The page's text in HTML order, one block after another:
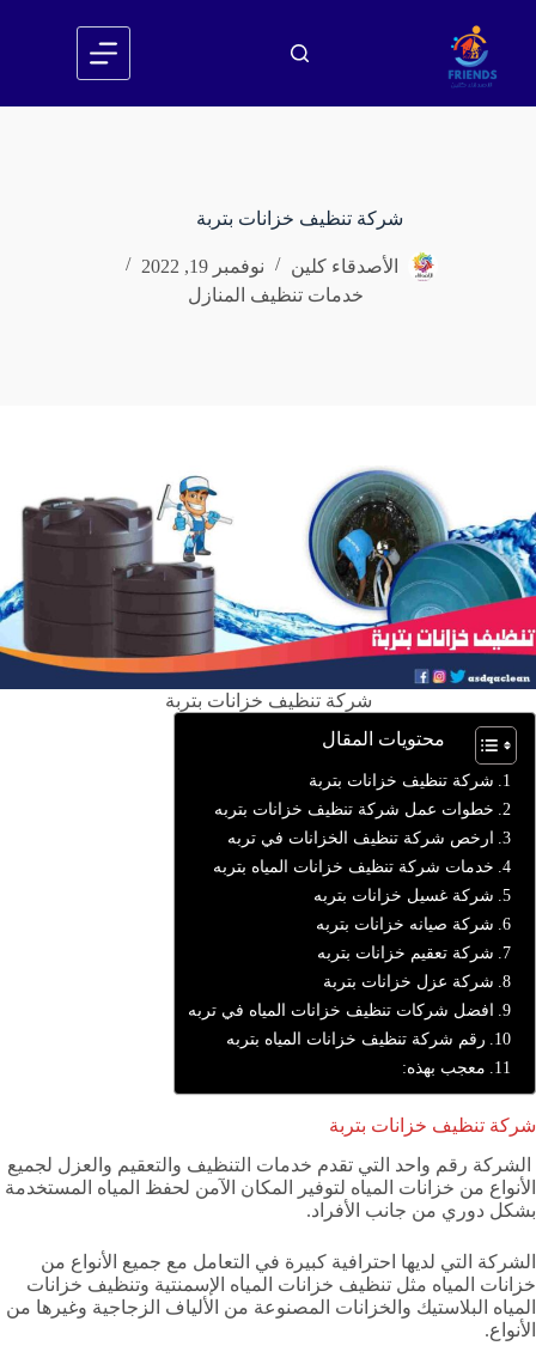
المحتوى
شركة تنظيف خزانات بتربة
الأصدقاء كلين
نوفمبر 19, 2022
خدمات تنظيف المنازل
شركة تنظيف خزانات بتربة
محتويات المقال
شركة تنظيف خزانات بتربة
خطوات عمل شركة تنظيف خزانات بتربه
ارخص شركة تنظيف الخزانات في تربه
خدمات شركة تنظيف خزانات المياه بتربه
شركة غسيل خزانات بتربه
شركة صيانه خزانات بتربه
شركة تعقيم خزانات بتربه
شركة عزل خزانات بتربة
افضل شركات تنظيف خزانات المياه في تربه
رقم شركة تنظيف خزانات المياه بتربه
معجب بهذه:
شركة تنظيف خزانات بتربة
الشركة رقم واحد التي تقدم خدمات التنظيف والتعقيم والعزل لجميع
الأنواع من خزانات المياه لتوفير المكان الآمن لحفظ المياه المستخدمة
بشكل دوري من جانب الأفراد.
الشركة التي لديها احترافية كبيرة في التعامل مع جميع الأنواع من
خزانات المياه مثل تنظيف خزانات المياه الإسمنتية وتنظيف خزانات
المياه البلاستيك والخزانات المصنوعة من الألياف الزجاجية وغيرها من
الأنواع.